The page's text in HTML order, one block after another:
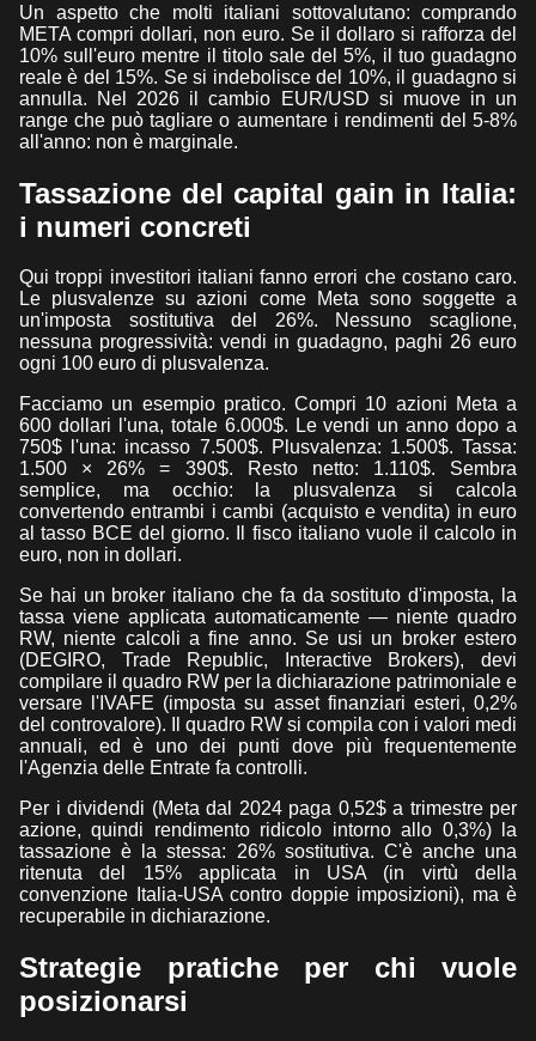
Un aspetto che molti italiani sottovalutano: comprando
META compri dollari, non euro. Se il dollaro si rafforza del
10% sull'euro mentre il titolo sale del 5%, il tuo guadagno
reale è del 15%. Se si indebolisce del 10%, il guadagno si
annulla. Nel 2026 il cambio EUR/USD si muove in un
range che può tagliare o aumentare i rendimenti del 5-8%
all'anno: non è marginale.
Tassazione del capital gain in Italia:
i numeri concreti
Qui troppi investitori italiani fanno errori che costano caro.
Le plusvalenze su azioni come Meta sono soggette a
un'imposta sostitutiva del 26%. Nessuno scaglione,
nessuna progressività: vendi in guadagno, paghi 26 euro
ogni 100 euro di plusvalenza.
Facciamo un esempio pratico. Compri 10 azioni Meta a
600 dollari l'una, totale 6.000$. Le vendi un anno dopo a
750$ l'una: incasso 7.500$. Plusvalenza: 1.500$. Tassa:
1.500 × 26% = 390$. Resto netto: 1.110$. Sembra
semplice, ma occhio: la plusvalenza si calcola
convertendo entrambi i cambi (acquisto e vendita) in euro
al tasso BCE del giorno. Il fisco italiano vuole il calcolo in
euro, non in dollari.
Se hai un broker italiano che fa da sostituto d'imposta, la
tassa viene applicata automaticamente — niente quadro
RW, niente calcoli a fine anno. Se usi un broker estero
(DEGIRO, Trade Republic, Interactive Brokers), devi
compilare il quadro RW per la dichiarazione patrimoniale e
versare l'IVAFE (imposta su asset finanziari esteri, 0,2%
del controvalore). Il quadro RW si compila con i valori medi
annuali, ed è uno dei punti dove più frequentemente
l'Agenzia delle Entrate fa controlli.
Per i dividendi (Meta dal 2024 paga 0,52$ a trimestre per
azione, quindi rendimento ridicolo intorno allo 0,3%) la
tassazione è la stessa: 26% sostitutiva. C'è anche una
ritenuta del 15% applicata in USA (in virtù della
convenzione Italia-USA contro doppie imposizioni), ma è
recuperabile in dichiarazione.
Strategie pratiche per chi vuole
posizionarsi